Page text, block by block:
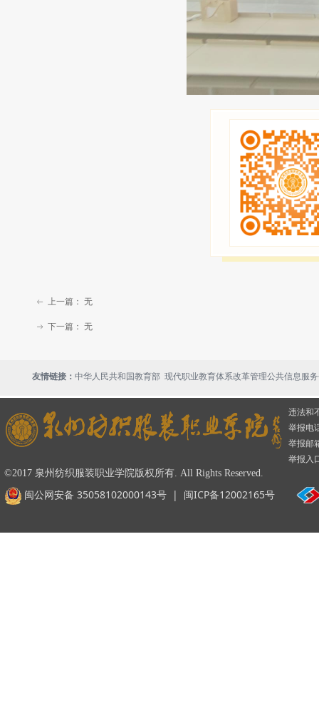
ꂃ 上一篇： 无
ꁹ 下一篇： 无
©2017 泉州纺织服装职业学院版权所有. All Rights Reserved.
闽公网安备 35058102000143号 | 闽ICP备12002165号
违法和
举报电
举报邮
举报入
友情链接： 中华人民共和国教育部 现代职业教育体系改革管理公共信息服